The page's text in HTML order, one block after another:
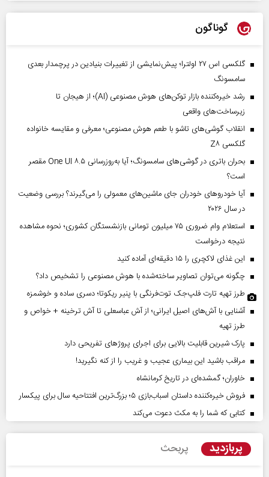
گوناگون
گلکسی اس ۲۷ اولترا؛ پیش‌نمایشی از تغییرات بنیادین در پرچمدار بعدی
سامسونگ
رشد خیره‌کننده بازار توکن‌های هوش مصنوعی (AI)؛ از هیجان تا
زیرساخت‌های واقعی
انقلاب گوشی‌های تاشو‌ با طعم هوش مصنوعی؛ معرفی و مقایسه خانواده
گلکسی Z۸
بحران باتری در گوشی‌های سامسونگ؛ آیا به‌روزرسانی One UI ۸.۵ مقصر
است؟
آیا خودروهای خودران جای ماشین‌های معمولی را می‌گیرند؟ بررسی وضعیت
در سال ۲۰۲۶
استعلام وام ضروری ۷۵ میلیون تومانی بازنشستگان کشوری؛ نحوه مشاهده
نتیجه درخواست
این غذای لاکچری را ۱۵ دقیقه‌ای آماده کنید
چگونه می‌توان تصاویر ساخته‌شده با هوش مصنوعی را تشخیص داد؟
طرز تهیه تارت فلپ‌جک توت‌فرنگی با پنیر ریکوتا؛ دسری ساده و خوشمزه
آشنایی با آش‌های اصیل ایرانی؛ از آش عباسعلی تا آش ترخینه + خواص و
طرز تهیه
پارک شیرین قابلیت‌ بالایی برای اجرای پروژهای تفریحی دارد
مراقب باشید این بیماری عجیب و غریب را از کنه نگیرید!
خاوران؛ گمشده‌ای در تاریخ کرمانشاه
فروش خیره‌کننده داستان اسباب‌بازی ۵؛ بزرگ‌ترین افتتاحیه سال برای پیکسار
کتابی که شما را به مکث دعوت می‌کند
پربازدید پربحث